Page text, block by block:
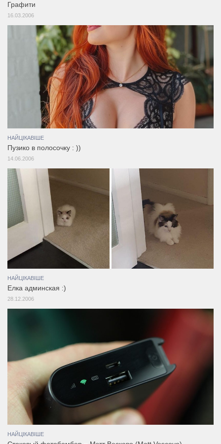
Графити
16.03.2006
НАЙЦІКАВІШЕ
Пузико в полосочку : ))
14.06.2006
НАЙЦІКАВІШЕ
Елка админская :)
28.12.2006
НАЙЦІКАВІШЕ